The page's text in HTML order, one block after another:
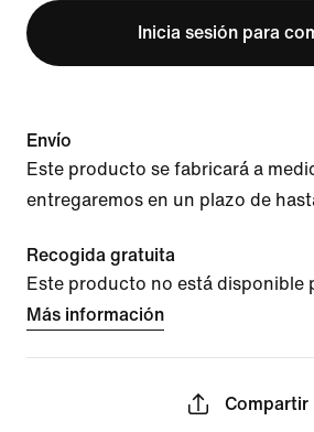
Inicia sesión para
Envío
Este producto se fabricará a
entregaremos en un plazo de
Recogida gratuita
Este producto no está disponible
Más información
Compartir